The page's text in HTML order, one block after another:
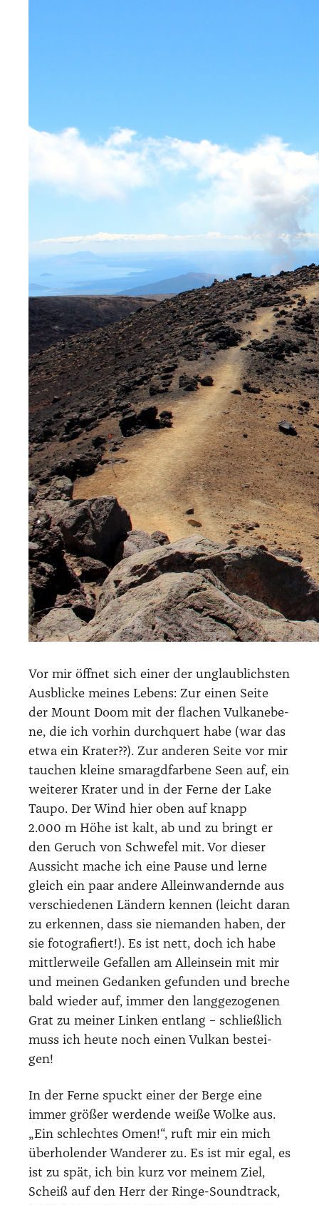
Vor mir öff­net sich einer der unglaub­lichs­ten
Aus­bli­cke mei­nes Lebens: Zur einen Sei­te
der Mount Doom mit der fla­chen Vul­ka­ne­be­
ne, die ich vor­hin durch­quert habe (war das
etwa ein Kra­ter??). Zur ande­ren Sei­te vor mir
tau­chen klei­ne sma­ragd­far­be­ne Seen auf, ein
wei­te­rer Kra­ter und in der Fer­ne der Lake
Tau­po. Der Wind hier oben auf knapp
2.000 m Höhe ist kalt, ab und zu bringt er
den Geruch von Schwe­fel mit. Vor die­ser
Aus­sicht mache ich eine Pau­se und ler­ne
gleich ein paar ande­re Allein­wan­dern­de aus
ver­schie­de­nen Län­dern ken­nen (leicht dar­an
zu erken­nen, dass sie nie­man­den haben, der
sie foto­gra­fiert!). Es ist nett, doch ich habe
mitt­ler­wei­le Gefal­len am Allein­sein mit mir
und mei­nen Gedan­ken gefun­den und bre­che
bald wie­der auf, immer den lang­ge­zo­ge­nen
Grat zu mei­ner Lin­ken ent­lang – schließ­lich
muss ich heu­te noch einen Vul­kan bestei­
gen!
In der Fer­ne spuckt einer der Ber­ge eine
immer grö­ßer wer­den­de wei­ße Wol­ke aus.
„Ein schlech­tes Omen!“, ruft mir ein mich
über­ho­len­der Wan­de­rer zu. Es ist mir egal, es
ist zu spät, ich bin kurz vor mei­nem Ziel,
Scheiß auf den Herr der Rin­ge-Sound­track,